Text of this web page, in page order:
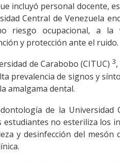
incluyó personal docente,
Central de Venezuela
riesgo ocupacional, a
y protección ante el ruido.
de Carabobo (CITUC) 3
prevalencia de signos y
amalgama dental.
de la Universidad
no esteriliza los
y desinfección del mesón